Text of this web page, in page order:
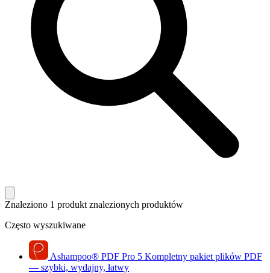
Znaleziono 1 produkt znalezionych produktów
Często wyszukiwane
Ashampoo® PDF Pro 5 Kompletny pakiet plików PDF
— szybki, wydajny, łatwy